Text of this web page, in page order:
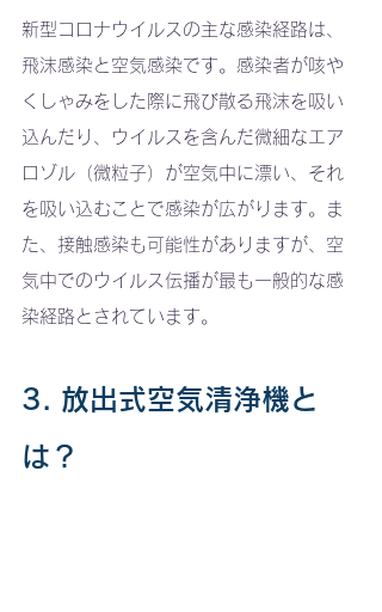
新型コロナウイルスの主な感染経路は、
飛沫感染と空気感染です。感染者が咳や
くしゃみをした際に飛び散る飛沫を吸い
込んだり、ウイルスを含んだ微細なエア
ロゾル（微粒子）が空気中に漂い、それ
を吸い込むことで感染が広がります。ま
た、接触感染も可能性がありますが、空
気中でのウイルス伝播が最も一般的な感
染経路とされています。
3. 放出式空気清浄機と
は？